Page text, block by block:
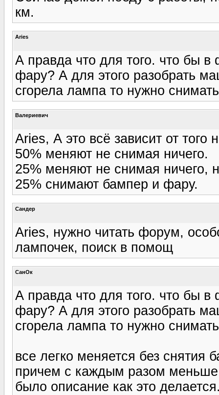
км.
Aries
А правда что для того. что бы
фару? А для этого разобрать
сгорела лампа то нужно
Валериевич
Aries, А это всё зависит от того
50% меняют не снимая ничего.
25% меняют не снимая ничего,
25% снимают бампер и фару.
Сандер
Aries, нужно читать форум,
лампочек, поиск в помощ
СанОк
А правда что для того. что бы
фару? А для этого разобрать
сгорела лампа то нужно
все легко меняется без снятия
причем с каждым разом
было описание как это